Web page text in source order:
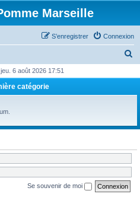
Marseille
Connexion
S’enregistrer
h
r
6 août 2026 17:51
catégorie
Se souvenir de moi